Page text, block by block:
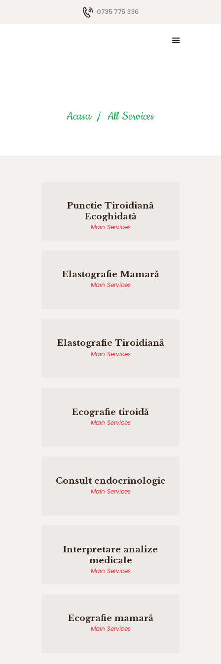
0735 775 336
Acasa All Services
GALERIE
Punctie Tiroidiană
Ecoghidată
Main Services
Elastografie Mamară
Main Services
Elastografie Tiroidiană
Main Services
Ecografie tiroidă
Main Services
Consult endocrinologie
Main Services
Interpretare analize
medicale
Main Services
Ecografie mamară
Main Services